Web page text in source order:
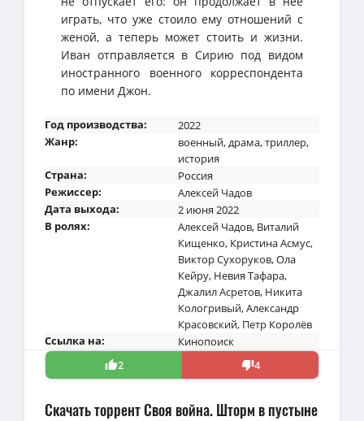
играть, что уже стоило ему отношений с
женой, а теперь может стоить и жизни.
Иван отправляется в Сирию под видом
иностранного военного корреспондента
по имени Джон.
Год производства:
2022
Жанр:
военный,драма,триллер,
история
Страна:
Россия
Режиссер:
Алексей Чадов
Дата выхода:
2 июня 2022
В ролях:
Алексей Чадов, Виталий
Кищенко, Кристина Асмус,
Виктор Сухоруков,Ола
Кейру, Невия Тафара,
Джалил Асретов, Никита
Кологривый,Александр
Красовский, Петр Королёв
Ссылка на:
Кинопоиск
2
4
Скачать торрент Своя война. Шторм в пустыне